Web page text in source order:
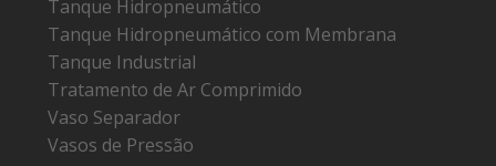
Tanque Hidropneumático
Tanque Hidropneumático com Membrana
Tanque Industrial
Tratamento de Ar Comprimido
Vaso Separador
Vasos de Pressão